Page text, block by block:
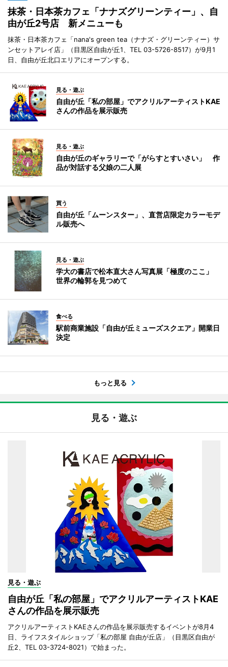
抹茶・日本茶カフェ「ナナズグリーンティー」、自
由が丘2号店 新メニューも
抹茶・日本茶カフェ「nana's green tea（ナナズ・グリーンティー）サ
ンセットアレイ店」（目黒区自由が丘1、TEL 03-5726-8517）が9月1
日、自由が丘北口エリアにオープンする。
見る・遊ぶ
自由が丘「私の部屋」でアクリルアーティストKAE
さんの作品を展示販売
見る・遊ぶ
自由が丘のギャラリーで「がらすとすいさい」 作
品が対話する父娘の二人展
買う
自由が丘「ムーンスター」、直営店限定カラーモデ
ル販売へ
見る・遊ぶ
学大の書店で松本直大さん写真展「極度のここ」
世界の輪郭を見つめて
食べる
駅前商業施設「自由が丘ミューズスクエア」開業日
決定
もっと見る
見る・遊ぶ
見る・遊ぶ
自由が丘「私の部屋」でアクリルアーティストKAE
さんの作品を展示販売
アクリルアーティストKAEさんの作品を展示販売するイベントが8月4
日、ライフスタイルショップ「私の部屋 自由が丘店」（目黒区自由が
丘2、TEL 03-3724-8021）で始まった。